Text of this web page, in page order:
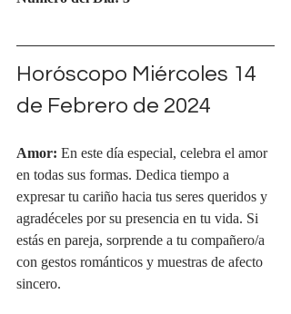
Horóscopo Miércoles 14
de Febrero de 2024
Amor: En este día especial, celebra el amor
en todas sus formas. Dedica tiempo a
expresar tu cariño hacia tus seres queridos y
agradéceles por su presencia en tu vida. Si
estás en pareja, sorprende a tu compañero/a
con gestos románticos y muestras de afecto
sincero.